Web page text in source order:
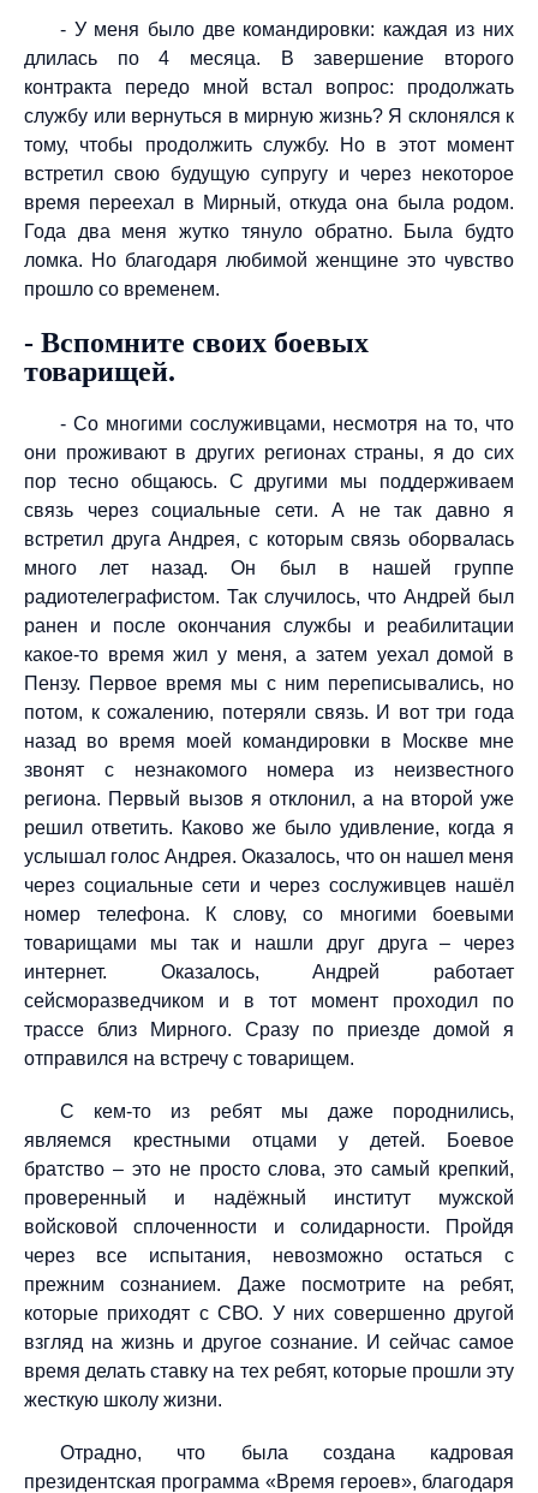
- У меня было две командировки: каждая из них
длилась по 4 месяца. В завершение второго
контракта передо мной встал вопрос: продолжать
службу или вернуться в мирную жизнь? Я склонялся к
тому, чтобы продолжить службу. Но в этот момент
встретил свою будущую супругу и через некоторое
время переехал в Мирный, откуда она была родом.
Года два меня жутко тянуло обратно. Была будто
ломка. Но благодаря любимой женщине это чувство
прошло со временем.
- Вспомните своих боевых
товарищей.
- Со многими сослуживцами, несмотря на то, что
они проживают в других регионах страны, я до сих
пор тесно общаюсь. С другими мы поддерживаем
связь через социальные сети. А не так давно я
встретил друга Андрея, с которым связь оборвалась
много лет назад. Он был в нашей группе
радиотелеграфистом. Так случилось, что Андрей был
ранен и после окончания службы и реабилитации
какое-то время жил у меня, а затем уехал домой в
Пензу. Первое время мы с ним переписывались, но
потом, к сожалению, потеряли связь. И вот три года
назад во время моей командировки в Москве мне
звонят с незнакомого номера из неизвестного
региона. Первый вызов я отклонил, а на второй уже
решил ответить. Каково же было удивление, когда я
услышал голос Андрея. Оказалось, что он нашел меня
через социальные сети и через сослуживцев нашёл
номер телефона. К слову, со многими боевыми
товарищами мы так и нашли друг друга – через
интернет. Оказалось, Андрей работает
сейсморазведчиком и в тот момент проходил по
трассе близ Мирного. Сразу по приезде домой я
отправился на встречу с товарищем.
С кем-то из ребят мы даже породнились,
являемся крестными отцами у детей. Боевое
братство – это не просто слова, это самый крепкий,
проверенный и надёжный институт мужской
войсковой сплоченности и солидарности. Пройдя
через все испытания, невозможно остаться с
прежним сознанием. Даже посмотрите на ребят,
которые приходят с СВО. У них совершенно другой
взгляд на жизнь и другое сознание. И сейчас самое
время делать ставку на тех ребят, которые прошли эту
жесткую школу жизни.
Отрадно, что была создана кадровая
президентская программа «Время героев», благодаря